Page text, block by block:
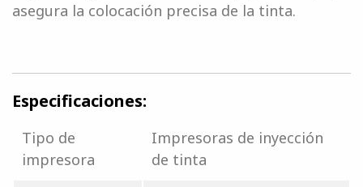
asegura la colocación precisa de la tinta.
Especificaciones:
Tipo de
impresora
Impresoras de inyección
de tinta